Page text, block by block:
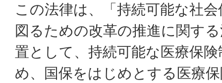
この法律は、「持続可能な社
図るための改革の推進に関す
置として、持続可能な医療保
め、国保をはじめとする医療